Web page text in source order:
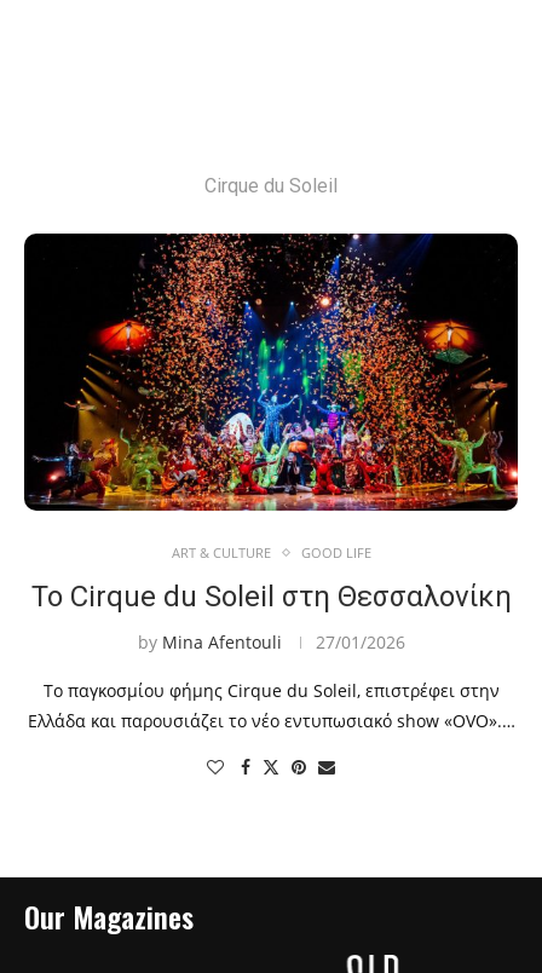
Cirque du Soleil
ART & CULTURE GOOD LIFE
Το Cirque du Soleil στη Θεσσαλονίκη
by Mina Afentouli 27/01/2026
Το παγκοσμίου φήμης Cirque du Soleil, επιστρέφει στην
Ελλάδα και παρουσιάζει το νέο εντυπωσιακό show «OVO».…
Our Magazines